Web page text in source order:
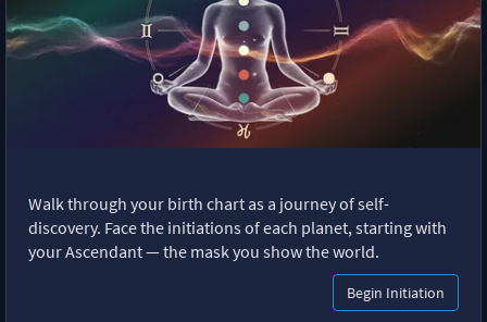
Walk through your birth chart as a journey of self-
discovery. Face the initiations of each planet, starting with
your Ascendant — the mask you show the world.
Begin Initiation